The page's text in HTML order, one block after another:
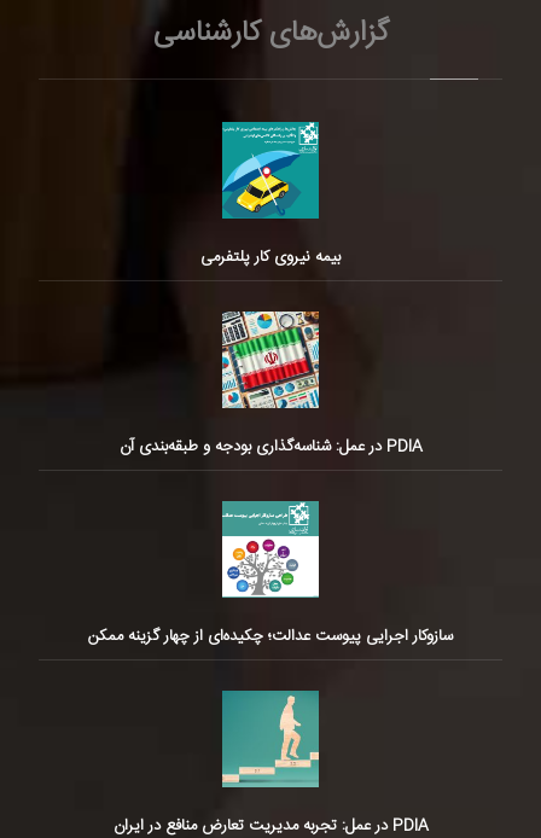
گزارش‌های کارشناسی
بیمه نیروی کار پلتفرمی
PDIA در عمل: شناسه‌گذاری بودجه و طبقه‌بندی آن
سازوکار اجرایی پیوست عدالت؛ چکیده‌ای از چهار گزینه ممکن
PDIA در عمل: تجربه مدیریت تعارض منافع در ایران